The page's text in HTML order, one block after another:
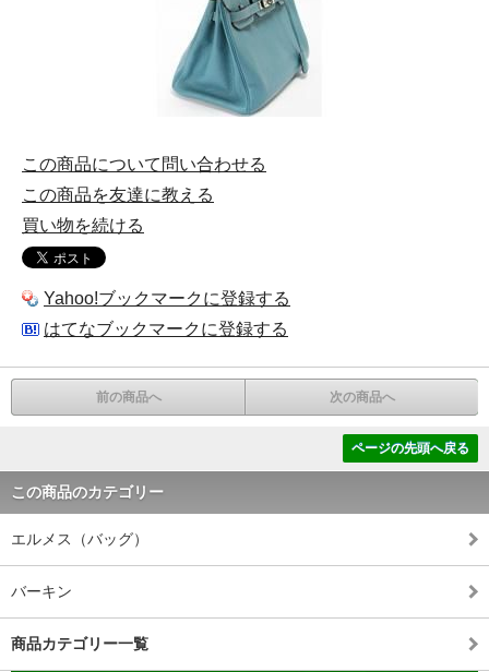
この商品について問い合わせる
この商品を友達に教える
買い物を続ける
Yahoo!ブックマークに登録する
はてなブックマークに登録する
前の商品へ 次の商品へ
ページの先頭へ戻る
この商品のカテゴリー
エルメス（バッグ）
バーキン
商品カテゴリー一覧